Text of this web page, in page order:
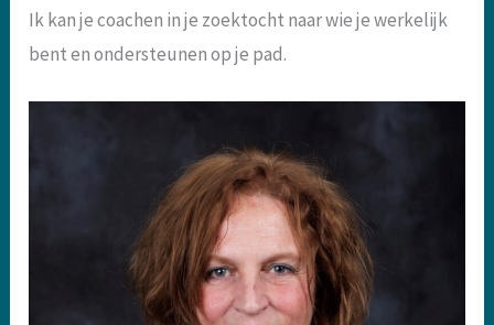
Ik kan je coachen in je zoektocht naar wie je werkelijk
bent en ondersteunen op je pad.